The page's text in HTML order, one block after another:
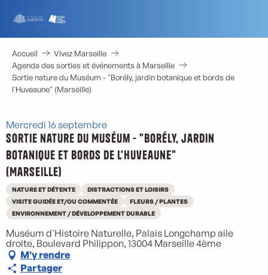
contenu
principal
Accueil
Vivez Marseille
Agenda des sorties et événements à Marseille
Sortie nature du Muséum - "Borély, jardin botanique et bords de
l'Huveaune" (Marseille)
Mercredi 16 septembre
Sortie nature du Muséum - "Borély, jardin
botanique et bords de l'Huveaune"
(Marseille)
NATURE ET DÉTENTE
DISTRACTIONS ET LOISIRS
VISITE GUIDÉE ET/OU COMMENTÉE
FLEURS / PLANTES
ENVIRONNEMENT / DÉVELOPPEMENT DURABLE
Muséum d'Histoire Naturelle, Palais Longchamp aile
droite, Boulevard Philippon, 13004 Marseille 4ème
M'y rendre
Partager